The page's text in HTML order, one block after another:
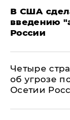
В США
введению
России
Четыре
об угрозе
Осетии